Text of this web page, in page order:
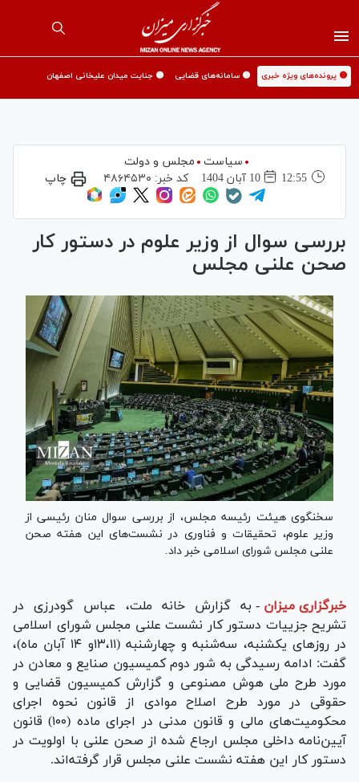
🟡 پرونده‌های ویژه خبری 🟡 سامانه‌های قضایی 🟡 جنایت میدان علیخانی اصفهان
سیاست
مجلس و دولت
12:55
10 آبان 1404 کد خبر: ۴۸۶۴۵۳۰ چاپ
بررسی سوال از وزیر علوم در دستور کار
صحن علنی مجلس
سخنگوی هیئت رئیسه مجلس، از بررسی سوال منان رئیسی از
وزیر علوم، تحقیقات و فناوری در نشست‌های این هفته صحن
علنی مجلس شورای اسلامی خبر داد.
خبرگزاری میزان - به گزارش خانه ملت، عباس گودرزی در
تشریح جزییات دستور کار نشست علنی مجلس شورای اسلامی
در روز‌های یکشنبه، سه‌شنبه و چهارشنبه (۱۳،۱۱و ۱۴ آبان ماه)،
گفت: ادامه رسیدگی به شور دوم کمیسیون صنایع و معادن در
مورد طرح ملی هوش مصنوعی و گزارش کمیسیون قضایی و
حقوقی در مورد طرح اصلاح موادی از قانون نحوه اجرای
محکومیت‌های مالی و قانون مدنی در اجرای ماده (۱۰۰) قانون
آیین‌نامه داخلی مجلس ارجاع شده از صحن علنی با اولویت در
دستور کار این هفته نشست علنی مجلس قرار گرفته‌اند.